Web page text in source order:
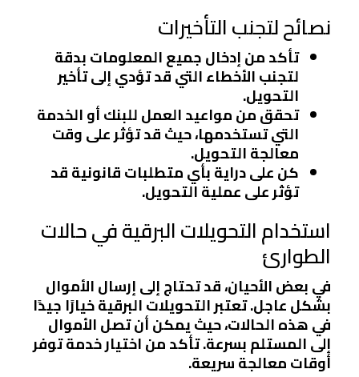
نصائح لتجنب التأخيرات
تأكد من إدخال جميع المعلومات بدقة
لتجنب الأخطاء التي قد تؤدي إلى تأخير
التحويل.
تحقق من مواعيد العمل للبنك أو الخدمة
التي تستخدمها، حيث قد تؤثر على وقت
معالجة التحويل.
كن على دراية بأي متطلبات قانونية قد
تؤثر على عملية التحويل.
استخدام التحويلات البرقية في حالات
الطوارئ
في بعض الأحيان، قد تحتاج إلى إرسال الأموال
بشكل عاجل. تعتبر التحويلات البرقية خيارًا جيدًا
في هذه الحالات، حيث يمكن أن تصل الأموال
إلى المستلم بسرعة. تأكد من اختيار خدمة توفر
أوقات معالجة سريعة.